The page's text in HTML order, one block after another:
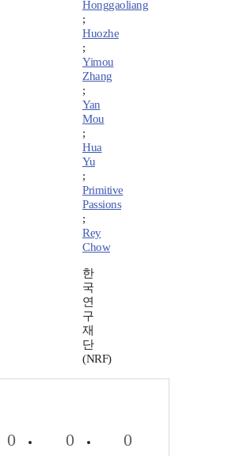
Honggaoliang
;
Huozhe
;
Yimou
Zhang
;
Yan
Mou
;
Hua
Yu
;
Primitive
Passions
;
Rey
Chow
한
국
연
구
재
단
(NRF)
0 0 0